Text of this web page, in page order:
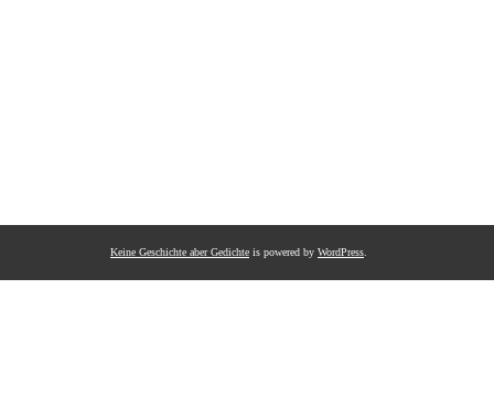
Keine Geschichte aber Gedichte is powered by WordPress